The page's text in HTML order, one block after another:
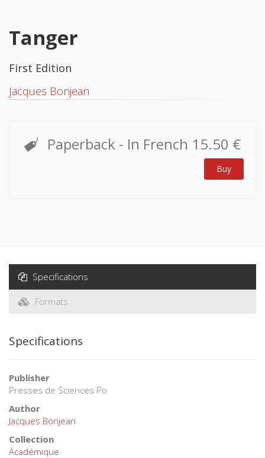
Tanger
First Edition
Jacques Bonjean
Paperback - In French 15.50 €
Buy
Specifications
Formats
Specifications
Publisher
Presses de Sciences Po
Author
Jacques Bonjean
Collection
Académique